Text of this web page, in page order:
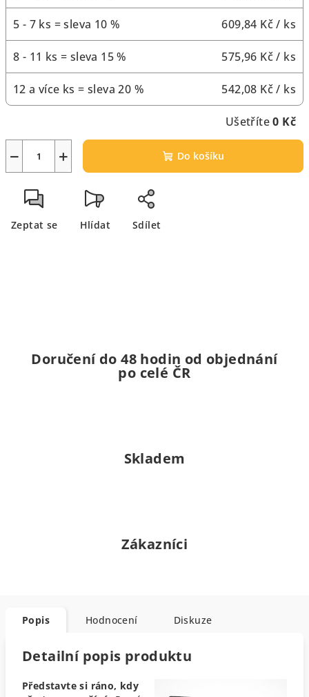
5 - 7 ks = sleva 10 % 609,84 Kč/ ks
8 - 11 ks = sleva 15 % 575,96 Kč/ ks
12 a více ks = sleva 20 % 542,08 Kč/ ks
Ušetříte0 Kč
+
− Do košíku
Zeptat se Hlídat Sdílet
Doručení do 48 hodin od objednání
po celé ČR
Skladem
Zákazníci
Popis Hodnocení Diskuze
Detailní popis produktu
Představte si ráno, kdy